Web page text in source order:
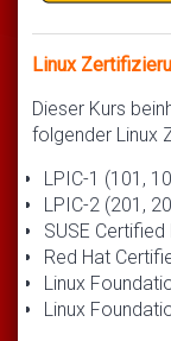
Linux
Dieser Kurs
folgender Linux
LPIC-1 (101,
LPIC-2 (201,
SUSE
Red Hat
Linux
Linux